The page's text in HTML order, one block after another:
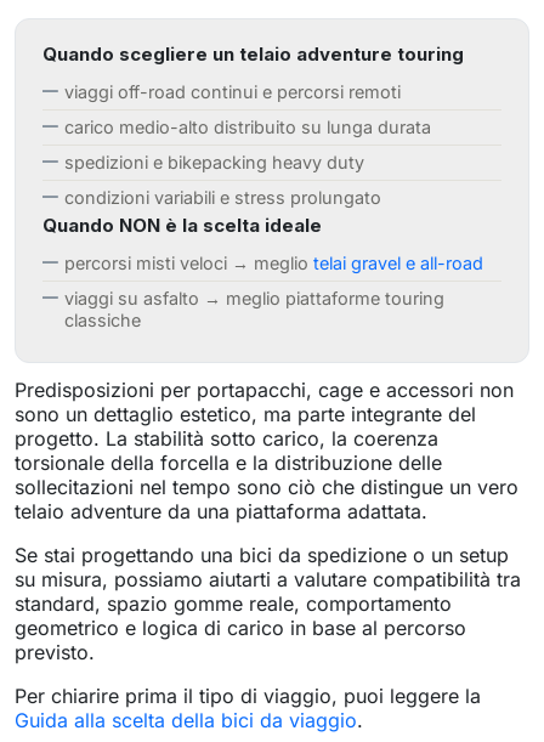
Quando scegliere un telaio adventure touring
viaggi off-road continui e percorsi remoti
carico medio-alto distribuito su lunga durata
spedizioni e bikepacking heavy duty
condizioni variabili e stress prolungato
Quando NON è la scelta ideale
percorsi misti veloci → meglio telai gravel e all-road
viaggi su asfalto → meglio piattaforme touring
classiche
Predisposizioni per portapacchi, cage e accessori non
sono un dettaglio estetico, ma parte integrante del
progetto. La stabilità sotto carico, la coerenza
torsionale della forcella e la distribuzione delle
sollecitazioni nel tempo sono ciò che distingue un vero
telaio adventure da una piattaforma adattata.
Se stai progettando una bici da spedizione o un setup
su misura, possiamo aiutarti a valutare compatibilità tra
standard, spazio gomme reale, comportamento
geometrico e logica di carico in base al percorso
previsto.
Per chiarire prima il tipo di viaggio, puoi leggere la
Guida alla scelta della bici da viaggio.